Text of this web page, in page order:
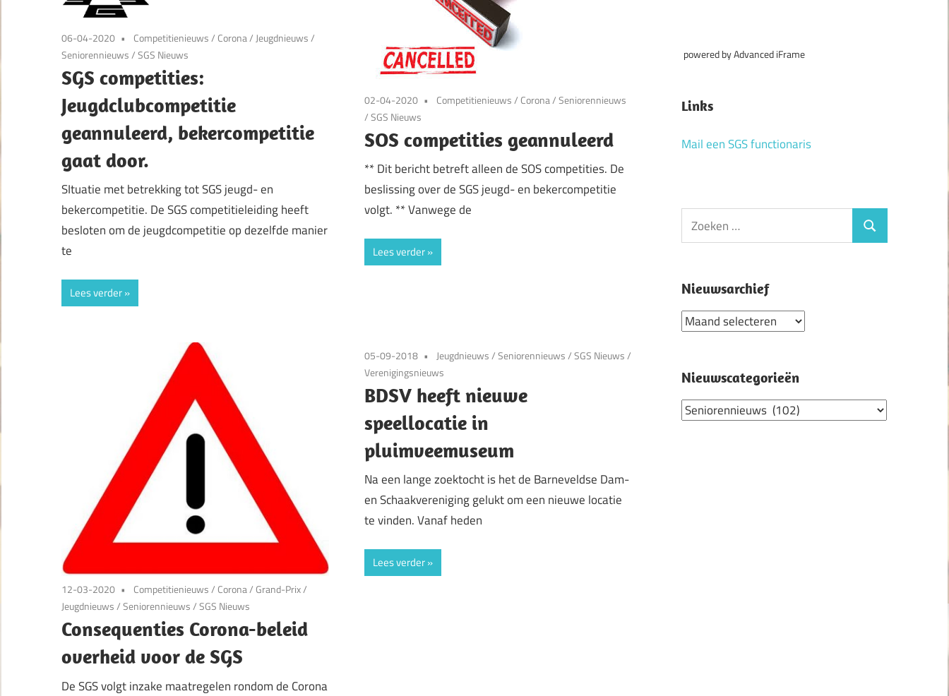
06-04-2020 Competitienieuws/ Corona/ Jeugdnieuws/
Seniorennieuws/SGS Nieuws
SGS competities:
Jeugdclubcompetitie
geannuleerd, bekercompetitie
gaat door.
SItuatie met betrekking tot SGS jeugd- en
bekercompetitie. De SGS competitieleiding heeft
besloten om de jeugdcompetitie op dezelfde manier
te
Lees verder
02-04-2020 Competitienieuws/ Corona/Seniorennieuws
/SGS Nieuws
SOS competities geannuleerd
** Dit bericht betreft alleen de SOS competities. De
beslissing over de SGS jeugd- en bekercompetitie
volgt. ** Vanwege de
Lees verder
12-03-2020 Competitienieuws/ Corona/Grand-Prix/
Jeugdnieuws/Seniorennieuws/SGS Nieuws
Consequenties Corona-beleid
overheid voor de SGS
De SGS volgt inzake maatregelen rondom de Corona
05-09-2018 Jeugdnieuws/Seniorennieuws/SGS Nieuws/
Verenigingsnieuws
BDSV heeft nieuwe
speellocatie in
pluimveemuseum
Na een lange zoektocht is het de Barneveldse Dam-
en Schaakvereniging gelukt om een nieuwe locatie
te vinden. Vanaf heden
Lees verder
powered by Advanced iFrame
Links
Mail een SGS functionaris
Zoeken
naar:
Zoeken
Nieuwsarchief
Nieuwsarchief
Nieuwscategorieën
Nieuwscategorieën